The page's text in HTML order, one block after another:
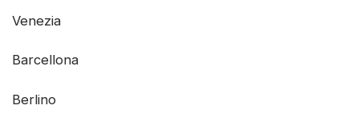
Venezia
Barcellona
Berlino